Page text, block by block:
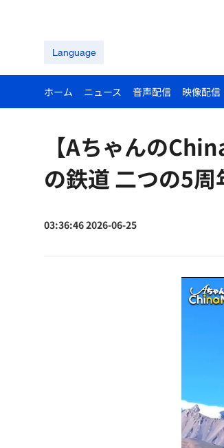
Language
ホーム ニュース 音声配信 映像配信
【Aちゃんの
の鉄道 二つの5
03:36:46 2026-06-25